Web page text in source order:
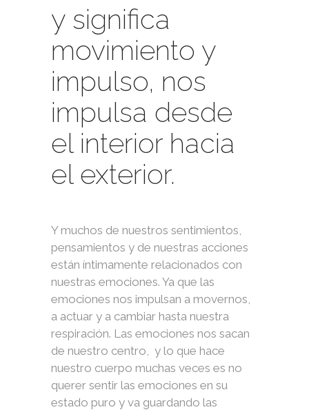
y significa
movimiento y
impulso, nos
impulsa desde
el interior hacia
el exterior.
Y muchos de nuestros sentimientos,
pensamientos y de nuestras acciones
están íntimamente relacionados con
nuestras emociones. Ya que las
emociones nos impulsan a movernos,
a actuar y a cambiar hasta nuestra
respiración. Las emociones nos sacan
de nuestro centro, y lo que hace
nuestro cuerpo muchas veces es no
querer sentir las emociones en su
estado puro y va guardando las